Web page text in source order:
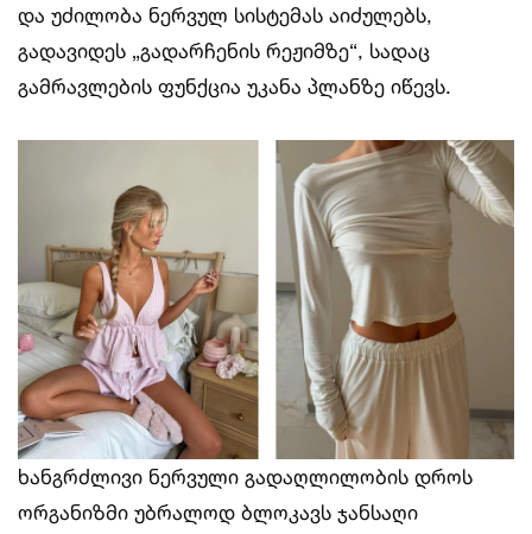
და უძილობა ნერვულ სისტემას აიძულებს,
გადავიდეს „გადარჩენის რეჟიმზე“, სადაც
გამრავლების ფუნქცია უკანა პლანზე იწევს.
ხანგრძლივი ნერვული გადაღლილობის დროს
ორგანიზმი უბრალოდ ბლოკავს ჯანსაღი